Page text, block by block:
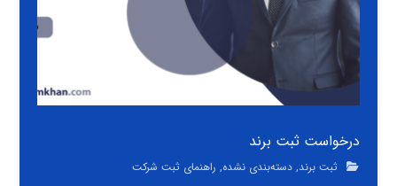
درخواست ثبت برند
ثبت برند,دسته‌بندی نشده, راهنمای ثبت شرکت